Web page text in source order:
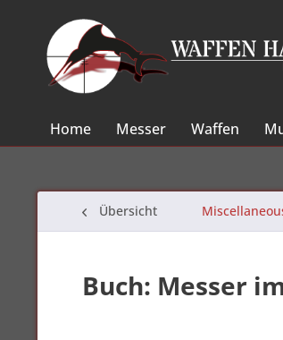
Home Messer Waffen
Übersicht
Buch: Messer